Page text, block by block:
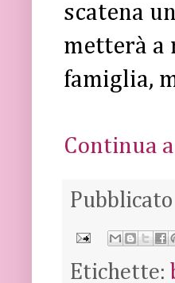
scatena
metterà a
famiglia,
Continua
Etichette: